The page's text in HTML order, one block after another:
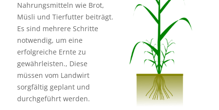
Nahrungsmitteln wie Brot,
Müsli und Tierfutter beiträgt.
Es sind mehrere Schritte
notwendig, um eine
erfolgreiche Ernte zu
gewährleisten., Diese
müssen vom Landwirt
sorgfältig geplant und
durchgeführt werden.